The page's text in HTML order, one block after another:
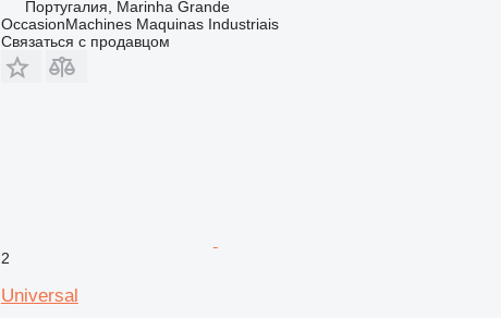
Португалия, Marinha Grande
OccasionMachines Maquinas Industriais
Связаться с продавцом
2
Universal